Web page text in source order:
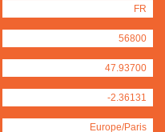
FR
56800
47.93700
-2.36131
Europe/Paris